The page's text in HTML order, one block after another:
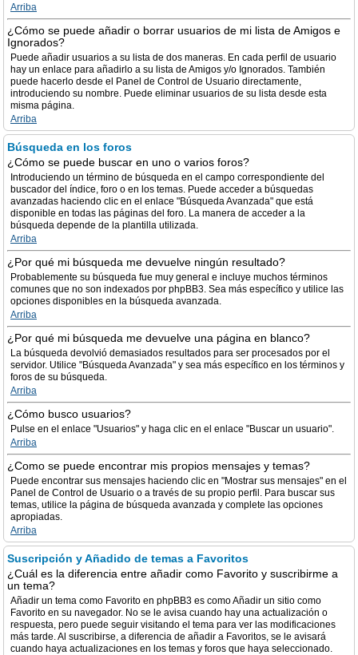
Arriba
¿Cómo se puede añadir o borrar usuarios de mi lista de Amigos e
Ignorados?
Puede añadir usuarios a su lista de dos maneras. En cada perfil de usuario
hay un enlace para añadirlo a su lista de Amigos y/o Ignorados. También
puede hacerlo desde el Panel de Control de Usuario directamente,
introduciendo su nombre. Puede eliminar usuarios de su lista desde esta
misma página.
Arriba
Búsqueda en los foros
¿Cómo se puede buscar en uno o varios foros?
Introduciendo un término de búsqueda en el campo correspondiente del
buscador del índice, foro o en los temas. Puede acceder a búsquedas
avanzadas haciendo clic en el enlace "Búsqueda Avanzada" que está
disponible en todas las páginas del foro. La manera de acceder a la
búsqueda depende de la plantilla utilizada.
Arriba
¿Por qué mi búsqueda me devuelve ningún resultado?
Probablemente su búsqueda fue muy general e incluye muchos términos
comunes que no son indexados por phpBB3. Sea más específico y utilice las
opciones disponibles en la búsqueda avanzada.
Arriba
¿Por qué mi búsqueda me devuelve una página en blanco?
La búsqueda devolvió demasiados resultados para ser procesados por el
servidor. Utilice "Búsqueda Avanzada" y sea más específico en los términos y
foros de su búsqueda.
Arriba
¿Cómo busco usuarios?
Pulse en el enlace "Usuarios" y haga clic en el enlace "Buscar un usuario".
Arriba
¿Como se puede encontrar mis propios mensajes y temas?
Puede encontrar sus mensajes haciendo clic en "Mostrar sus mensajes" en el
Panel de Control de Usuario o a través de su propio perfil. Para buscar sus
temas, utilice la página de búsqueda avanzada y complete las opciones
apropiadas.
Arriba
Suscripción y Añadido de temas a Favoritos
¿Cuál es la diferencia entre añadir como Favorito y suscribirme a
un tema?
Añadir un tema como Favorito en phpBB3 es como Añadir un sitio como
Favorito en su navegador. No se le avisa cuando hay una actualización o
respuesta, pero puede seguir visitando el tema para ver las modificaciones
más tarde. Al suscribirse, a diferencia de añadir a Favoritos, se le avisará
cuando haya actualizaciones en los temas y foros que haya seleccionado.